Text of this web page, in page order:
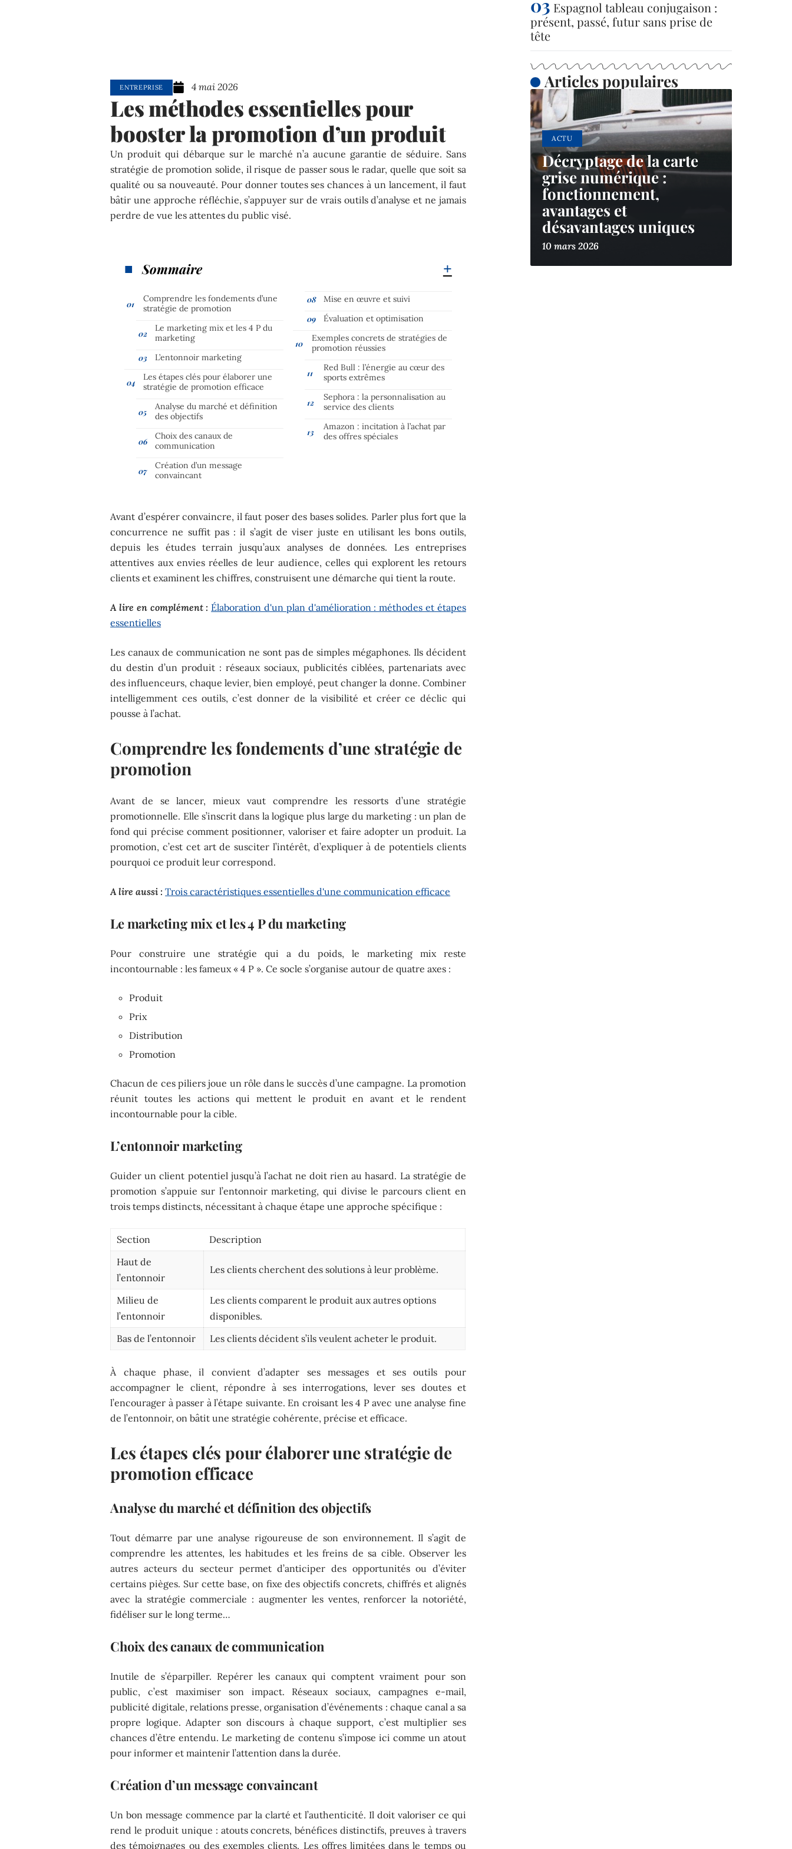
ENTREPRISE 4 mai 2026
Les méthodes essentielles pour
booster la promotion d’un produit
Un produit qui débarque sur le marché n’a aucune garantie de séduire. Sans
stratégie de promotion solide, il risque de passer sous le radar, quelle que soit sa
qualité ou sa nouveauté. Pour donner toutes ses chances à un lancement, il faut
bâtir une approche réfléchie, s’appuyer sur de vrais outils d’analyse et ne jamais
perdre de vue les attentes du public visé.
Sommaire
Comprendre les fondements d’une
stratégie de promotion
Le marketing mix et les 4 P du
marketing
L’entonnoir marketing
Les étapes clés pour élaborer une
stratégie de promotion efficace
Analyse du marché et définition
des objectifs
Choix des canaux de
communication
Création d’un message
convaincant
Mise en œuvre et suivi
Évaluation et optimisation
Exemples concrets de stratégies de
promotion réussies
Red Bull : l’énergie au cœur des
sports extrêmes
Sephora : la personnalisation au
service des clients
Amazon : incitation à l’achat par
des offres spéciales
Avant d’espérer convaincre, il faut poser des bases solides. Parler plus fort que la
concurrence ne suffit pas : il s’agit de viser juste en utilisant les bons outils,
depuis les études terrain jusqu’aux analyses de données. Les entreprises
attentives aux envies réelles de leur audience, celles qui explorent les retours
clients et examinent les chiffres, construisent une démarche qui tient la route.
A lire en complément : Élaboration d'un plan d'amélioration : méthodes et étapes
essentielles
Les canaux de communication ne sont pas de simples mégaphones. Ils décident
du destin d’un produit : réseaux sociaux, publicités ciblées, partenariats avec
des influenceurs, chaque levier, bien employé, peut changer la donne. Combiner
intelligemment ces outils, c’est donner de la visibilité et créer ce déclic qui
pousse à l’achat.
Comprendre les fondements d’une stratégie de
promotion
Avant de se lancer, mieux vaut comprendre les ressorts d’une stratégie
promotionnelle. Elle s’inscrit dans la logique plus large du marketing : un plan de
fond qui précise comment positionner, valoriser et faire adopter un produit. La
promotion, c’est cet art de susciter l’intérêt, d’expliquer à de potentiels clients
pourquoi ce produit leur correspond.
A lire aussi : Trois caractéristiques essentielles d'une communication efficace
Le marketing mix et les 4 P du marketing
Pour construire une stratégie qui a du poids, le marketing mix reste
incontournable : les fameux « 4 P ». Ce socle s’organise autour de quatre axes :
Produit
Prix
Distribution
Promotion
Chacun de ces piliers joue un rôle dans le succès d’une campagne. La promotion
réunit toutes les actions qui mettent le produit en avant et le rendent
incontournable pour la cible.
L’entonnoir marketing
Guider un client potentiel jusqu’à l’achat ne doit rien au hasard. La stratégie de
promotion s’appuie sur l’entonnoir marketing, qui divise le parcours client en
trois temps distincts, nécessitant à chaque étape une approche spécifique :
Section
Description
Haut de
l’entonnoir
Les clients cherchent des solutions à leur problème.
Milieu de
l’entonnoir
Les clients comparent le produit aux autres options
disponibles.
Bas de l’entonnoir
Les clients décident s’ils veulent acheter le produit.
À chaque phase, il convient d’adapter ses messages et ses outils pour
accompagner le client, répondre à ses interrogations, lever ses doutes et
l’encourager à passer à l’étape suivante. En croisant les 4 P avec une analyse fine
de l’entonnoir, on bâtit une stratégie cohérente, précise et efficace.
Les étapes clés pour élaborer une stratégie de
promotion efficace
Analyse du marché et définition des objectifs
Tout démarre par une analyse rigoureuse de son environnement. Il s’agit de
comprendre les attentes, les habitudes et les freins de sa cible. Observer les
autres acteurs du secteur permet d’anticiper des opportunités ou d’éviter
certains pièges. Sur cette base, on fixe des objectifs concrets, chiffrés et alignés
avec la stratégie commerciale : augmenter les ventes, renforcer la notoriété,
fidéliser sur le long terme…
Choix des canaux de communication
Inutile de s’éparpiller. Repérer les canaux qui comptent vraiment pour son
public, c’est maximiser son impact. Réseaux sociaux, campagnes e-mail,
publicité digitale, relations presse, organisation d’événements : chaque canal a sa
propre logique. Adapter son discours à chaque support, c’est multiplier ses
chances d’être entendu. Le marketing de contenu s’impose ici comme un atout
pour informer et maintenir l’attention dans la durée.
Création d’un message convaincant
Un bon message commence par la clarté et l’authenticité. Il doit valoriser ce qui
rend le produit unique : atouts concrets, bénéfices distinctifs, preuves à travers
des témoignages ou des exemples clients. Les offres limitées dans le temps ou
Espagnol tableau conjugaison :
présent, passé, futur sans prise de
tête
Articles populaires
ACTU
Décryptage de la carte
grise numérique :
fonctionnement,
avantages et
désavantages uniques
10 mars 2026